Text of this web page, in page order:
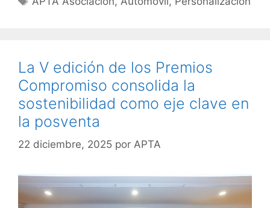
La V edición de los Premios
Compromiso consolida la
sostenibilidad como eje clave en
la posventa
22 diciembre, 2025 por APTA